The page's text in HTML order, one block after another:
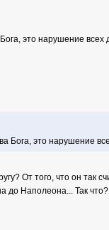
это нарушение всех
Бога, это нарушение
От того, что он так
до Наполеона... Так